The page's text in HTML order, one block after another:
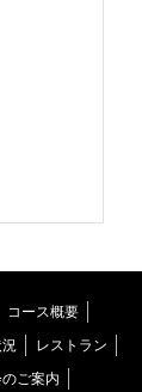
コース概要
レストラン
のご案内